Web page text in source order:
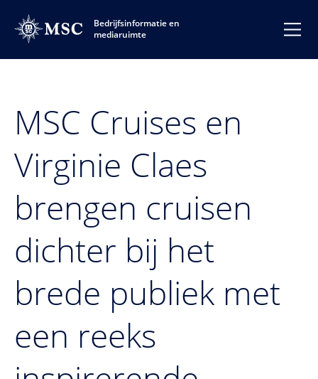
Bedrijfsinformatie en
mediaruimte
MSC Cruises en
Virginie Claes
brengen cruisen
dichter bij het
brede publiek met
een reeks